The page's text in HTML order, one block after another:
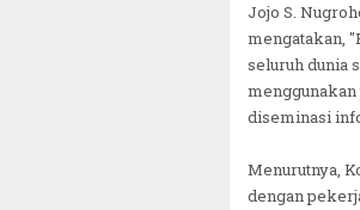
Jojo S.
mengatakan,
seluruh dunia
diseminasi
Menurutnya,
dengan